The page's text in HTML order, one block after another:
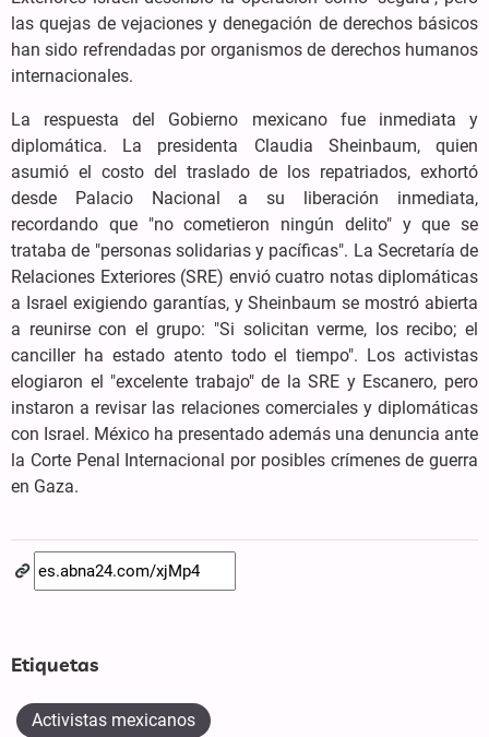
las quejas de vejaciones y denegación de derechos básicos
han sido refrendadas por organismos de derechos humanos
internacionales.
La respuesta del Gobierno mexicano fue inmediata y
diplomática. La presidenta Claudia Sheinbaum, quien
asumió el costo del traslado de los repatriados, exhortó
desde Palacio Nacional a su liberación inmediata,
recordando que "no cometieron ningún delito" y que se
trataba de "personas solidarias y pacíficas". La Secretaría de
Relaciones Exteriores (SRE) envió cuatro notas diplomáticas
a Israel exigiendo garantías, y Sheinbaum se mostró abierta
a reunirse con el grupo: "Si solicitan verme, los recibo; el
canciller ha estado atento todo el tiempo". Los activistas
elogiaron el "excelente trabajo" de la SRE y Escanero, pero
instaron a revisar las relaciones comerciales y diplomáticas
con Israel. México ha presentado además una denuncia ante
la Corte Penal Internacional por posibles crímenes de guerra
en Gaza.
Etiquetas
Activistas mexicanos